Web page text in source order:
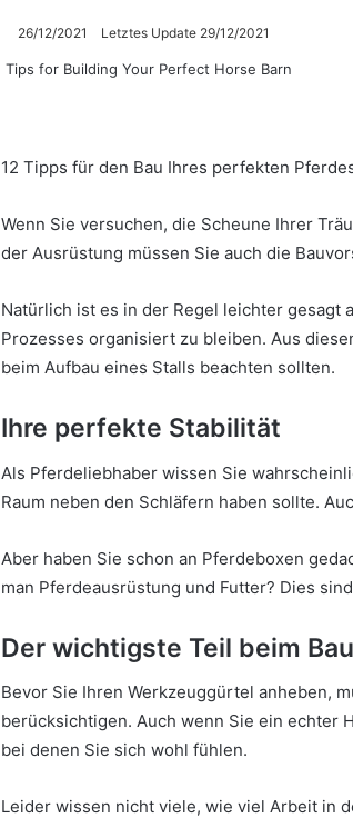
26/12/2021 Letztes Update 29/12/2021
12 Tipps für den Bau Ihres perfekten
Wenn Sie versuchen, die Scheune Ihrer
der Ausrüstung müssen Sie auch die
Natürlich ist es in der Regel leichter gesagt
Prozesses organisiert zu bleiben. Aus
beim Aufbau eines Stalls beachten sollten.
Ihre perfekte Stabilität
Als Pferdeliebhaber wissen Sie
Raum neben den Schläfern haben sollte.
Aber haben Sie schon an Pferdeboxen
man Pferdeausrüstung und Futter? Dies
Der wichtigste Teil beim
Bevor Sie Ihren Werkzeuggürtel anheben,
berücksichtigen. Auch wenn Sie ein echter
bei denen Sie sich wohl fühlen.
Leider wissen nicht viele, wie viel Arbeit in